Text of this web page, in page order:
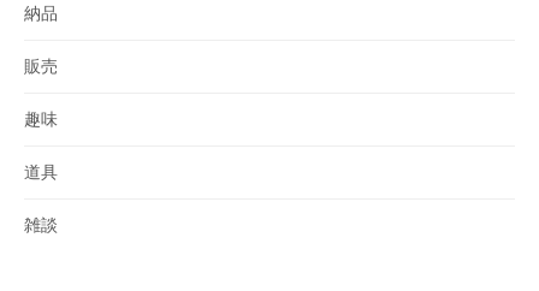
納品
販売
趣味
道具
雑談